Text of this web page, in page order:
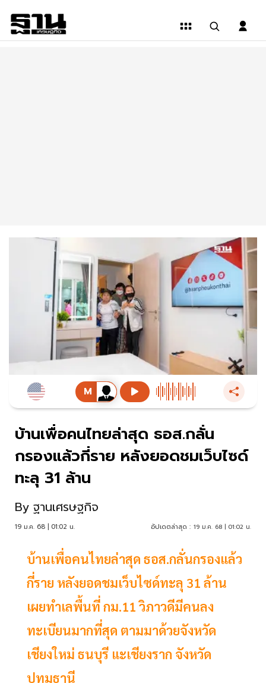
บ้านเพื่อคนไทยล่าสุด ธอส.กลั่น
กรองแล้วกี่ราย หลังยอดชมเว็บไซด์
ทะลุ 31 ล้าน
By ฐานเศรษฐกิจ
19 ม.ค. 68 | 01:02 น. อัปเดตล่าสุด : 19 ม.ค. 68 | 01:02 น.
บ้านเพื่อคนไทยล่าสุด ธอส.กลั่นกรองแล้ว
กี่ราย หลังยอดชมเว็บไซด์ทะลุ 31 ล้าน
เผยทำเลพื้นที่ กม.11 วิภาวดีมีคนลง
ทะเบียนมากที่สุด ตามมาด้วยจังหวัด
เชียงใหม่ ธนบุรี แะเชียงราก จังหวัด
ปทุมธานี